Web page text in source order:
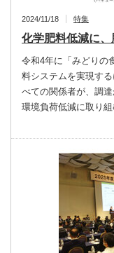
2024/11/18 特集
化学肥料低減に
令和4年に「みどりの
料システムを実現す
べての関係者が、調
環境負荷低減に取り